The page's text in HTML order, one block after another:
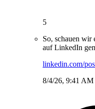
5
So, schauen wir
auf LinkedIn
linkedin.com/
8/4/26, 9:41 AM